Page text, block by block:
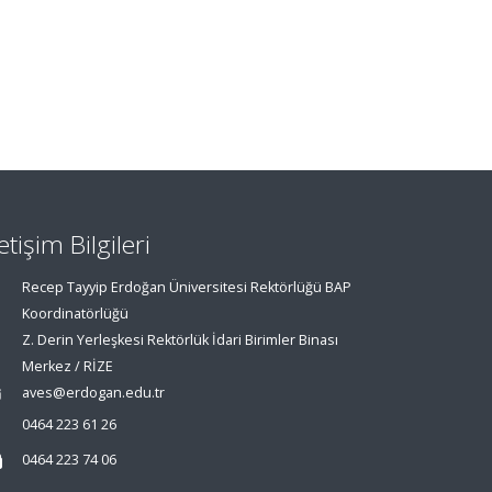
Bilgileri
Recep Tayyip Erdoğan Üniversitesi Rektörlüğü BAP
Koordinatörlüğü
Z. Derin Yerleşkesi Rektörlük İdari Birimler Binası
Merkez / RİZE
aves@erdogan.edu.tr
0464 223 61 26
0464 223 74 06